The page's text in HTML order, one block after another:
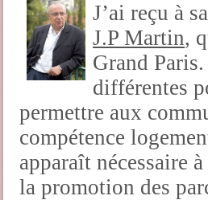
J’ai reçu à
J.P Martin,
Grand
différentes
permettre aux
compétence
apparaît nécessaire
la promotion des